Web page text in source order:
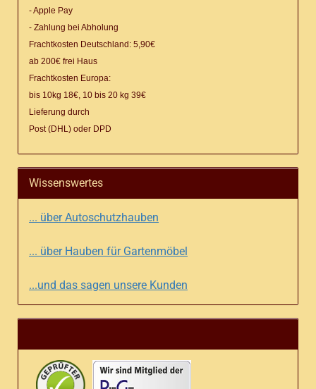
- Apple Pay
- Zahlung bei Abholung
Frachtkosten Deutschland: 5,90€
ab 200€ frei Haus
Frachtkosten Europa:
bis 10kg 18€, 10 bis 20 kg 39€
Lieferung durch
Post (DHL) oder DPD
Wissenswertes
... über Autoschutzhauben
... über Hauben für Gartenmöbel
...und das sagen unsere Kunden